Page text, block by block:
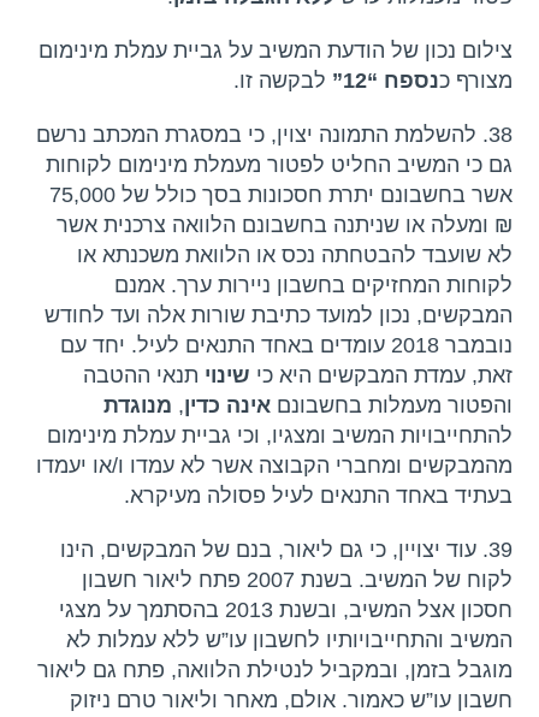
צילום נכון של הודעת המשיב על גביית עמלת מינימום
מצורף כנספח “12” לבקשה זו.
38. להשלמת התמונה יצוין, כי במסגרת המכתב נרשם
גם כי המשיב החליט לפטור מעמלת מינימום לקוחות
אשר בחשבונם יתרת חסכונות בסך כולל של 75,000
₪ ומעלה או שניתנה בחשבונם הלוואה צרכנית אשר
לא שועבד להבטחתה נכס או הלוואת משכנתא או
לקוחות המחזיקים בחשבון ניירות ערך. אמנם
המבקשים, נכון למועד כתיבת שורות אלה ועד לחודש
נובמבר 2018 עומדים באחד התנאים לעיל. יחד עם
זאת, עמדת המבקשים היא כי שינוי תנאי ההטבה
והפטור מעמלות בחשבונםאינה כדין, מנוגדת
להתחייבויות המשיב ומצגיו, וכי גביית עמלת מינימום
מהמבקשים ומחברי הקבוצה אשר לא עמדו ו/או יעמדו
בעתיד באחד התנאים לעיל פסולה מעיקרא.
39. עוד יצויין, כי גם ליאור, בנם של המבקשים, הינו
לקוח של המשיב. בשנת 2007 פתח ליאור חשבון
חסכון אצל המשיב, ובשנת 2013 בהסתמך על מצגי
המשיב והתחייבויותיו לחשבון עו”ש ללא עמלות לא
מוגבל בזמן, ובמקביל לנטילת הלוואה, פתח גם ליאור
חשבון עו”ש כאמור. אולם, מאחר וליאור טרם ניזוק